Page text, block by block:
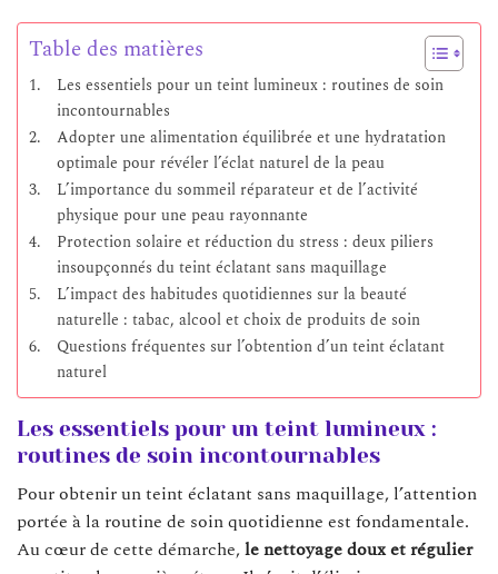
Table des matières
Les essentiels pour un teint lumineux : routines de soin
incontournables
Adopter une alimentation équilibrée et une hydratation
optimale pour révéler l’éclat naturel de la peau
L’importance du sommeil réparateur et de l’activité
physique pour une peau rayonnante
Protection solaire et réduction du stress : deux piliers
insoupçonnés du teint éclatant sans maquillage
L’impact des habitudes quotidiennes sur la beauté
naturelle : tabac, alcool et choix de produits de soin
Questions fréquentes sur l’obtention d’un teint éclatant
naturel
Les essentiels pour un teint lumineux :
routines de soin incontournables
Pour obtenir un teint éclatant sans maquillage, l’attention
portée à la routine de soin quotidienne est fondamentale.
Au cœur de cette démarche,le nettoyage doux et régulier